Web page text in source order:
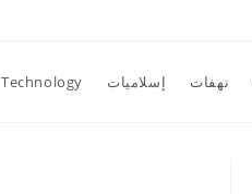
نهفات إسلاميات Technology